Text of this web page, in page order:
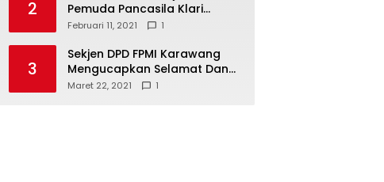
2
Pemuda Pancasila Klari
Galang Donasi
Februari 11, 2021 1
3
Sekjen DPD FPMI Karawang
Mengucapkan Selamat Dan
Sukses Atas Kemenangan
Maret 22, 2021 1